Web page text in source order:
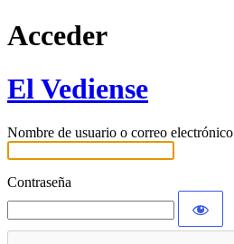
Acceder
El Vediense
Nombre de usuario o correo electrónico
Contraseña